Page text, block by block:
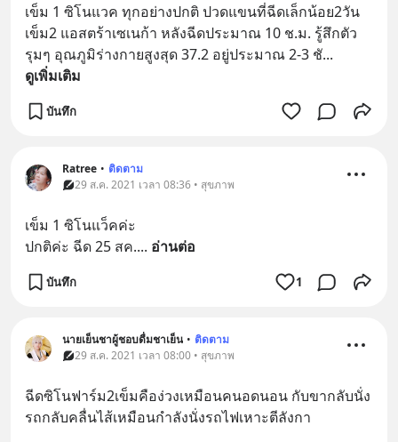
เข็ม 1 ซิโนแวค ทุกอย่างปกติ ปวดแขนที่ฉีดเล็กน้อย2วัน
เข็ม2 แอสตร้าเซเนก้า หลังฉีดประมาณ 10 ช.ม. รู้สึกตัว
รุมๆ อุณภูมิร่างกายสูงสุด 37.2 อยู่ประมาณ 2-3 ชั...
ดูเพิ่มเติม
บันทึก
Ratree • ติดตาม
29 ส.ค. 2021 เวลา 08:36 • สุขภาพ
เข็ม 1 ซิโนแว็คค่ะ
ปกติค่ะ ฉีด 25 สค.... อ่านต่อ
บันทึก 1
นายเย็นชาผู้ชอบดื่มชาเย็น • ติดตาม
29 ส.ค. 2021 เวลา 08:00 • สุขภาพ
ฉีดซิโนฟาร์ม2เข็มคือง่วงเหมือนคนอดนอน กับขากลับนั่ง
รถกลับคลื่นไส้เหมือนกำลังนั่งรถไฟเหาะตีลังกา